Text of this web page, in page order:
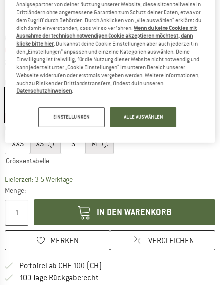
Ursprünglicher Preis :
CHF68.95
Preis:
CHF55.16 inkl. MwSt., zollfreie Lieferung
zzgl. VersandkostenInformationen zu den Versandkosten. Öffnet sich in
Farbe:Black
Grösse wählen:
XXS XS S M
Grössentabelle
Lieferzeit: 3-5 WerktageDer Link öffnet sich in einer Infobox und
Menge:
IN DEN WARENKORB
MERKEN VERGLEICHEN
Portofrei ab CHF 100 (CH)
100 Tage Rückgaberecht
Analysepartner von deiner Nutzung unserer Website; diese sitzen teilweise in
Drittländern ohne angemessene Garantien zum Schutz deiner Daten, etwa vor
dem Zugriff durch Behörden. Durch Anklicken von „Alle auswählen“ erklärst du
dich damit einverstanden, dass wir so verfahren.Wenn du keine Cookies mit
Ausnahme der technisch notwendigen Cookie akzeptieren möchtest, dann
klicke bitte hier . Du kannst deine Cookie Einstellungen aber auch jederzeit in
den „Einstellungen“ anpassen und einzelne Kategorien auswählen. Deine
Einwilligung ist freiwillig, für die Nutzung dieser Website nicht notwendig und
kann jederzeit unter „Cookie Einstellungen“ im unteren Bereich unserer
Webseite widerrufen oder erstmals vergeben werden. Weitere Informationen,
auch zu Risiken der Drittlandstransfers, findest du in unseren
Datenschutzhinweisen
EINSTELLUNGEN ALLE AUSWÄHLEN